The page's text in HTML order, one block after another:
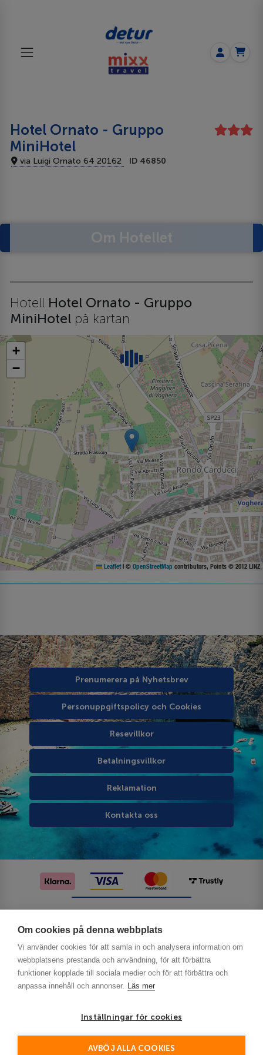
Om cookies på denna webbplats
Vi använder cookies för att samla in och analysera information om
webbplatsens prestanda och användning, för att förbättra
funktioner kopplade till sociala medier och för att förbättra och
anpassa innehåll och annonser. Läs mer
Inställningar för cookies
AVBÖJ ALLA COOKIES
Hotel Ornato - Gruppo
MiniHotel
via Luigi Ornato 64 20162 ID 46850
Hotell Hotel Ornato - Gruppo
MiniHotel på kartan
+
−
Leaflet | © OpenStreetMap contributors, Points © 2012 LINZ
Prenumerera på Nyhetsbrev
Personuppgiftspolicy och Cookies
Resevillkor
Betalningsvillkor
Reklamation
Kontakta oss
This site is protected by reCAPTCHA and the Google